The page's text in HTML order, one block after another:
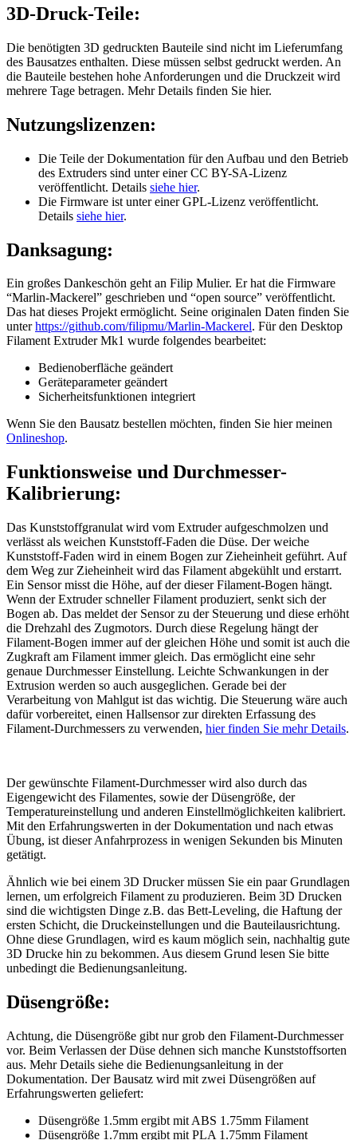
3D-Druck-Teile:
Die benötigten 3D gedruckten Bauteile sind nicht im Lieferumfang
des Bausatzes enthalten. Diese müssen selbst gedruckt werden. An
die Bauteile bestehen hohe Anforderungen und die Druckzeit wird
mehrere Tage betragen. Mehr Details finden Sie hier.
Nutzungslizenzen:
Die Teile der Dokumentation für den Aufbau und den Betrieb
des Extruders sind unter einer CC BY-SA-Lizenz
veröffentlicht. Details siehe hier.
Die Firmware ist unter einer GPL-Lizenz veröffentlicht.
Details siehe hier.
Danksagung:
Ein großes Dankeschön geht an Filip Mulier. Er hat die Firmware
“Marlin-Mackerel” geschrieben und “open source” veröffentlicht.
Das hat dieses Projekt ermöglicht. Seine originalen Daten finden Sie
unterhttps://github.com/filipmu/Marlin-Mackerel. Für den Desktop
Filament Extruder Mk1 wurde folgendes bearbeitet:
Bedienoberfläche geändert
Geräteparameter geändert
Sicherheitsfunktionen integriert
Wenn Sie den Bausatz bestellen möchten, finden Sie hier meinen
Onlineshop.
Funktionsweise und Durchmesser-
Kalibrierung:
Das Kunststoffgranulat wird vom Extruder aufgeschmolzen und
verlässt als weichen Kunststoff-Faden die Düse. Der weiche
Kunststoff-Faden wird in einem Bogen zur Zieheinheit geführt. Auf
dem Weg zur Zieheinheit wird das Filament abgekühlt und erstarrt.
Ein Sensor misst die Höhe, auf der dieser Filament-Bogen hängt.
Wenn der Extruder schneller Filament produziert, senkt sich der
Bogen ab. Das meldet der Sensor zu der Steuerung und diese erhöht
die Drehzahl des Zugmotors. Durch diese Regelung hängt der
Filament-Bogen immer auf der gleichen Höhe und somit ist auch die
Zugkraft am Filament immer gleich. Das ermöglicht eine sehr
genaue Durchmesser Einstellung. Leichte Schwankungen in der
Extrusion werden so auch ausgeglichen. Gerade bei der
Verarbeitung von Mahlgut ist das wichtig. Die Steuerung wäre auch
dafür vorbereitet, einen Hallsensor zur direkten Erfassung des
Filament-Durchmessers zu verwenden, hier finden Sie mehr Details.
Der gewünschte Filament-Durchmesser wird also durch das
Eigengewicht des Filamentes, sowie der Düsengröße, der
Temperatureinstellung und anderen Einstellmöglichkeiten kalibriert.
Mit den Erfahrungswerten in der Dokumentation und nach etwas
Übung, ist dieser Anfahrprozess in wenigen Sekunden bis Minuten
getätigt.
Ähnlich wie bei einem 3D Drucker müssen Sie ein paar Grundlagen
lernen, um erfolgreich Filament zu produzieren. Beim 3D Drucken
sind die wichtigsten Dinge z.B. das Bett-Leveling, die Haftung der
ersten Schicht, die Druckeinstellungen und die Bauteilausrichtung.
Ohne diese Grundlagen, wird es kaum möglich sein, nachhaltig gute
3D Drucke hin zu bekommen. Aus diesem Grund lesen Sie bitte
unbedingt die Bedienungsanleitung.
Düsengröße:
Achtung, die Düsengröße gibt nur grob den Filament-Durchmesser
vor. Beim Verlassen der Düse dehnen sich manche Kunststoffsorten
aus. Mehr Details siehe die Bedienungsanleitung in der
Dokumentation. Der Bausatz wird mit zwei Düsengrößen auf
Erfahrungswerten geliefert:
Düsengröße 1.5mm ergibt mit ABS 1.75mm Filament
Düsengröße 1.7mm ergibt mit PLA 1.75mm Filament